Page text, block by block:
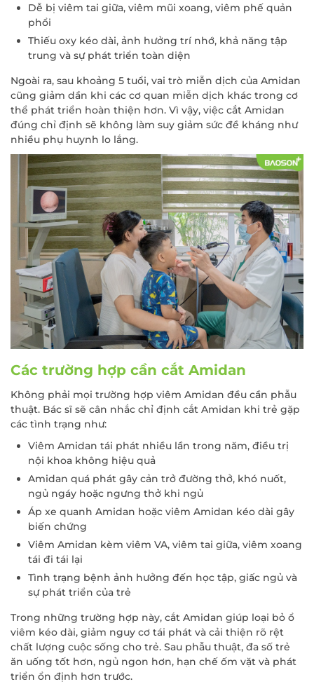
Dễ bị viêm tai giữa, viêm mũi xoang, viêm phế quản
phổi
Thiếu oxy kéo dài, ảnh hưởng trí nhớ, khả năng tập
trung và sự phát triển toàn diện
Ngoài ra, sau khoảng 5 tuổi, vai trò miễn dịch của Amidan
cũng giảm dần khi các cơ quan miễn dịch khác trong cơ
thể phát triển hoàn thiện hơn. Vì vậy, việc cắt Amidan
đúng chỉ định sẽ không làm suy giảm sức đề kháng như
nhiều phụ huynh lo lắng.
Các trường hợp cần cắt Amidan
Không phải mọi trường hợp viêm Amidan đều cần phẫu
thuật. Bác sĩ sẽ cân nhắc chỉ định cắt Amidan khi trẻ gặp
các tình trạng như:
Viêm Amidan tái phát nhiều lần trong năm, điều trị
nội khoa không hiệu quả
Amidan quá phát gây cản trở đường thở, khó nuốt,
ngủ ngáy hoặc ngưng thở khi ngủ
Áp xe quanh Amidan hoặc viêm Amidan kéo dài gây
biến chứng
Viêm Amidan kèm viêm VA, viêm tai giữa, viêm xoang
tái đi tái lại
Tình trạng bệnh ảnh hưởng đến học tập, giấc ngủ và
sự phát triển của trẻ
Trong những trường hợp này, cắt Amidan giúp loại bỏ ổ
viêm kéo dài, giảm nguy cơ tái phát và cải thiện rõ rệt
chất lượng cuộc sống cho trẻ. Sau phẫu thuật, đa số trẻ
ăn uống tốt hơn, ngủ ngon hơn, hạn chế ốm vặt và phát
triển ổn định hơn trước.